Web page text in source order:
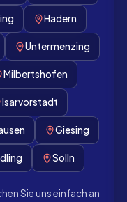
Hadern
Untermenzing
Milbertshofen
Isarvorstadt
Giesing
Solln
Sie uns einfach an